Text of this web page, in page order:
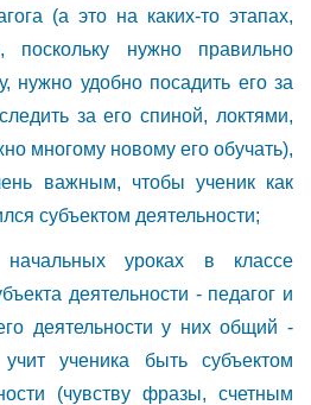
(а это на каких-то этапах,
поскольку нужно правильно
нужно удобно посадить его за
за его спиной, локтями,
многому новому его обучать),
важным, чтобы ученик как
субъектом деятельности;
уроках в классе
деятельности - педагог и
деятельности у них общий -
ученика быть субъектом
(чувству фразы, счетным